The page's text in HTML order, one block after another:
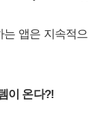
앱은 지속적으
이 온다?!